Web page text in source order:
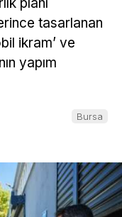
tasarlanan
ikram’ ve
yapım
Bursa